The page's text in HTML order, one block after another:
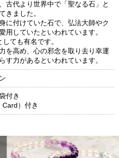
古代より世界中で「聖なる石」と
きました。
に付けていた石で、弘法大師やク
用していたといわれています。
ても有名です。
を高め、心の邪念を取り去り幸運
す力があるといわれています。
付き
）付き